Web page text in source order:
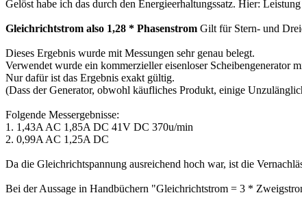
Gelöst habe ich das durch den Energieerhaltungssatz. Hier:
Gleichrichtstrom also 1,28 * Phasenstrom Gilt für Stern- und
Dieses Ergebnis wurde mit Messungen sehr genau belegt.
Verwendet wurde ein kommerzieller eisenloser Scheibengenerator
Nur dafür ist das Ergebnis exakt gültig.
(Dass der Generator, obwohl käufliches Produkt, einige
Folgende Messergebnisse:
1. 1,43A AC 1,85A DC 41V DC 370u/min
2. 0,99A AC 1,25A DC
Da die Gleichrichtspannung ausreichend hoch war, ist die
Bei der Aussage in Handbüchern "Gleichrichtstrom = 3 *